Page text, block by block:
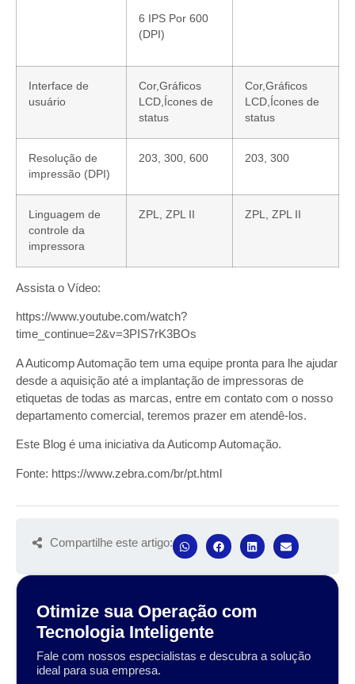
6 IPS Por 600
(DPI)
Interface de
usuário
Cor,Gráficos
LCD,Ícones de
status
Cor,Gráficos
LCD,Ícones de
status
Resolução de
impressão (DPI)
203, 300, 600 203, 300
Linguagem de
controle da
impressora
ZPL, ZPL II ZPL, ZPL II
Assista o Vídeo:
https://www.youtube.com/watch?
time_continue=2&v=3PIS7rK3BOs
A Auticomp Automação tem uma equipe pronta para lhe ajudar
desde a aquisição até a implantação de impressoras de
etiquetas de todas as marcas, entre em contato com o nosso
departamento comercial, teremos prazer em atendê-los.
Este Blog é uma iniciativa da Auticomp Automação.
Fonte: https://www.zebra.com/br/pt.html
Compartilhe este artigo:
Otimize sua Operação com
Tecnologia Inteligente
Fale com nossos especialistas e descubra a solução
ideal para sua empresa.